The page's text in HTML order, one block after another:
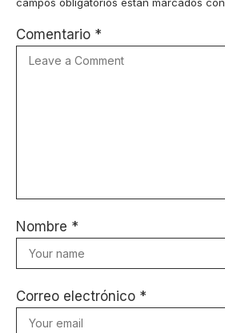
Comentario *
Nombre *
Correo electrónico *